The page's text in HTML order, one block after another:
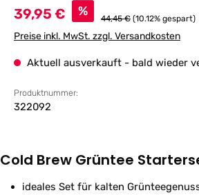
Verkaufspreis:
39,95 € % Regulärer Preis:
44,45 € (10.12% gespart)
Preise inkl. MwSt. zzgl. Versandkosten
Aktuell ausverkauft - bald wieder
Produktnummer:
322092
Cold Brew Grüntee
ideales Set für kalten